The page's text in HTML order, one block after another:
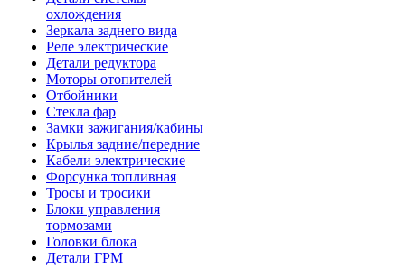
охлождения
Зеркала заднего вида
Реле электрические
Детали редуктора
Моторы отопителей
Отбойники
Стекла фар
Замки зажигания/кабины
Крылья задние/передние
Кабели электрические
Форсунка топливная
Тросы и тросики
Блоки управления
тормозами
Головки блока
Детали ГРМ